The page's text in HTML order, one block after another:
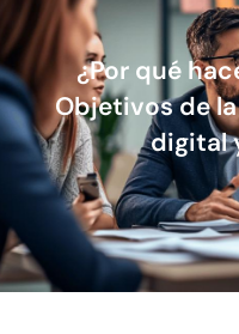
¿Por qué
Objetivos de
digital